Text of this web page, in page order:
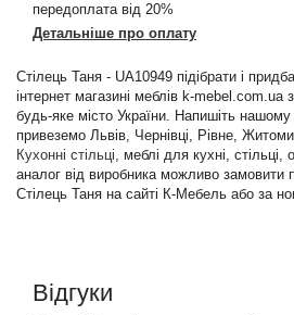
передоплата від 20%
Детальніше про оплату
Стілець Таня - UA10949 підібрати і
інтернет магазині меблів k-
будь-яке місто України. Напишіть
привеземо Львів, Чернівці, Рівне,
Кухонні стільці, меблі для кухні, стільці,
аналог від виробника можливо замовити
Стілець Таня на сайті К-Мебель або за
Відгуки